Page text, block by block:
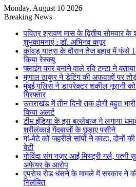
Monday, August 10 2026
Breaking News
पवित्र श्रावण मास के द्वितीय सोमवार के
शुभकामनाएं : डॉ. अभिनव कपूर
कांवड़ यात्रा के दौरान तेज बहाव में फंसे
किया रेस्क्यू
फ्लाइंग कार बनाने वाले रवि टम्टा ने
मृणाल ठाकुर ने डेटिंग की अफवाहों पर
मुंबई पुलिस ने डायरेक्टर शकील नूरानी
गिरफ्तार
उत्तराखंड में तीन दिनों तक होगी बहुत
किया अलर्ट
टीम इंडिया के इस बल्लेबाज ने लगाया
श्रीलंकाई गेंदबाजों के छुड़ाए पसीने
मां-बेटे को जहरीले सांपों ने काटा, दोनों
बेटी
गोविंदा संग नज़र आईं मिस्ट्री गर्ल,
अफेयर के आरोप
एप्राेच रोड धंसने के मामले में सरकार ने
निलंबित